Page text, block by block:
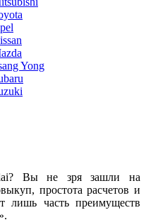
Yong
? Вы не зря зашли на
простота расчетов и
лишь часть преимуществ